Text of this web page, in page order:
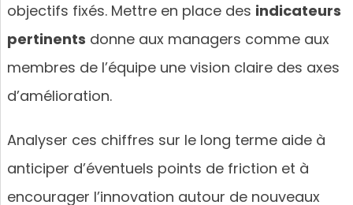
objectifs fixés. Mettre en place des indicateurs
pertinents donne aux managers comme aux
membres de l’équipe une vision claire des axes
d’amélioration.
Analyser ces chiffres sur le long terme aide à
anticiper d’éventuels points de friction et à
encourager l’innovation autour de nouveaux